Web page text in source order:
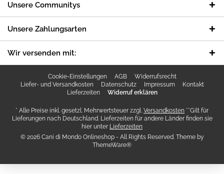
Unsere Communitys
Unsere Zahlungsarten
Wir versenden mit:
Cookie-Einstellungen AGB
Widerrufsrecht
Liefer- und Versandkosten
Datenschutz Impressum
Kontakt
Lieferzeiten
Widerruf erklären
* Alle Preise inkl. gesetzl. Mehrwertsteuer zzgl. Versandkosten **Gilt für
Lieferungen nach Deutschland. Lieferzeiten für andere Länder finden sie
hier unter Lieferzeiten
© 2026 Cani di Mondo Onlineshop - All Rights Reserved. Theme by
ThemeWare®